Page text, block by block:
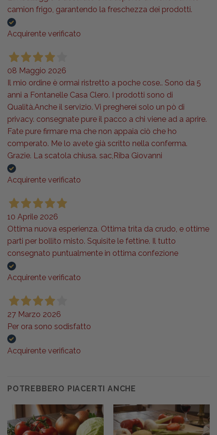
camion frigo, garantendo la freschezza dei prodotti.
Acquirente verificato
08 Maggio 2026
Il mio ordine è ormai ristretto a poche cose.. Sono da 5
anni a Fontanelle Casa Clero. I prodotti sono di
Qualità.Anche il servizio. Vi pregherei solo un pò di
privacy. consegnate pure il pacco a chi viene ad a aprire.
Fate pure firmare ma che non appaia ciò che ho
comperato. Me lo avete già scritto nella conferma.
Grazie. La scatola chiusa. sac,Riba Giovanni
Acquirente verificato
10 Aprile 2026
Ottima nuova esperienza. Ottima trita da crudo, e ottime
parti per bollito misto. Squisite le fettine. Il tutto
consegnato puntualmente in ottima confezione
Acquirente verificato
27 Marzo 2026
Per ora sono sodisfatto
Acquirente verificato
POTREBBERO PIACERTI ANCHE